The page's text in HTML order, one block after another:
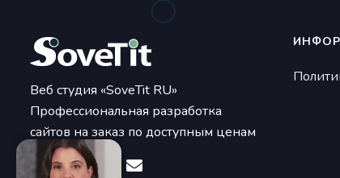
Веб студия «SoveTit RU»
Профессиональная разработка
сайтов на заказ по доступным ценам